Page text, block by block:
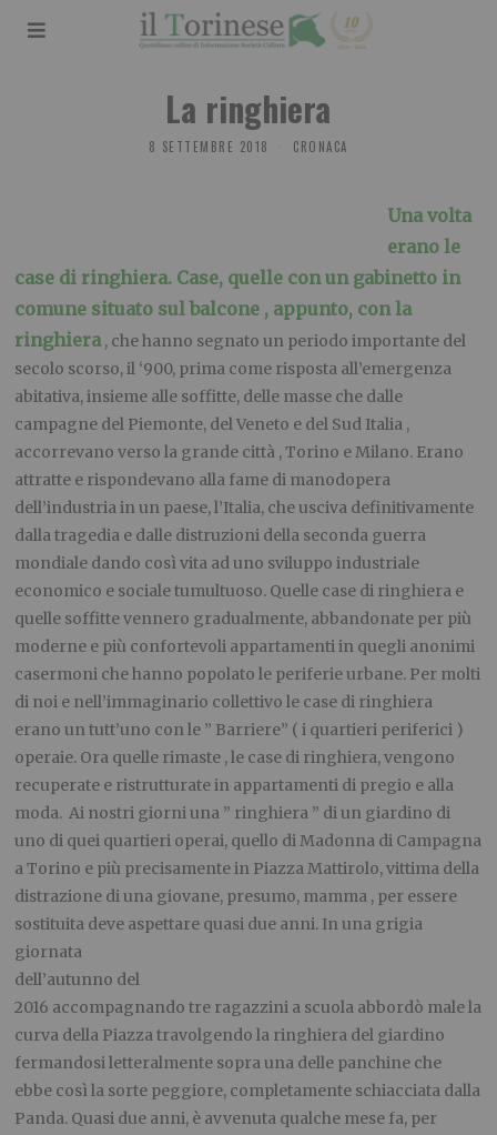
La ringhiera
8 SETTEMBRE 2018 CRONACA
Una volta
erano le
case di ringhiera. Case, quelle con un gabinetto in
comune situato sul balcone , appunto, con la
ringhiera, che hanno segnato un periodo importante del
secolo scorso, il ‘900, prima come risposta all’emergenza
abitativa, insieme alle soffitte, delle masse che dalle
campagne del Piemonte, del Veneto e del Sud Italia ,
accorrevano verso la grande città , Torino e Milano. Erano
attratte e rispondevano alla fame di manodopera
dell’industria in un paese, l’Italia, che usciva definitivamente
dalla tragedia e dalle distruzioni della seconda guerra
mondiale dando così vita ad uno sviluppo industriale
economico e sociale tumultuoso. Quelle case di ringhiera e
quelle soffitte vennero gradualmente, abbandonate per più
moderne e più confortevoli appartamenti in quegli anonimi
casermoni che hanno popolato le periferie urbane. Per molti
di noi e nell’immaginario collettivo le case di ringhiera
erano un tutt’uno con le ” Barriere” ( i quartieri periferici )
operaie. Ora quelle rimaste , le case di ringhiera, vengono
recuperate e ristrutturate in appartamenti di pregio e alla
moda. Ai nostri giorni una ” ringhiera ” di un giardino di
uno di quei quartieri operai, quello di Madonna di Campagna
a Torino e più precisamente in Piazza Mattirolo, vittima della
distrazione di una giovane, presumo, mamma , per essere
sostituita deve aspettare quasi due anni. In una grigia
giornata
dell’autunno del
2016 accompagnando tre ragazzini a scuola abbordò male la
curva della Piazza travolgendo la ringhiera del giardino
fermandosi letteralmente sopra una delle panchine che
ebbe così la sorte peggiore, completamente schiacciata dalla
Panda. Quasi due anni, è avvenuta qualche mese fa, per